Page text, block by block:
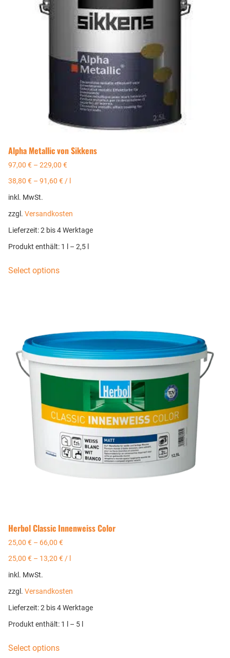
Alpha Metallic von Sikkens
97,00 € – 229,00 €
38,80 € – 91,60 €/
inkl. MwSt.
zzgl. Versandkosten
Lieferzeit:2 bis 4 Werktage
Produkt enthält: 1
– 2,5
Select options
Herbol Classic Innenweiss Color
25,00 € – 66,00 €
25,00 € – 13,20 €/
inkl. MwSt.
zzgl. Versandkosten
Lieferzeit:2 bis 4 Werktage
Produkt enthält: 1
– 5
Select options